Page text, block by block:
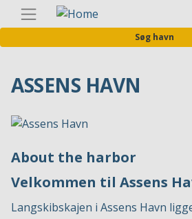
til
hovedindhold
Søg havn
ASSENS HAVN
About the harbor
Velkommen til Assens
Langskibskajen i Assens Havn